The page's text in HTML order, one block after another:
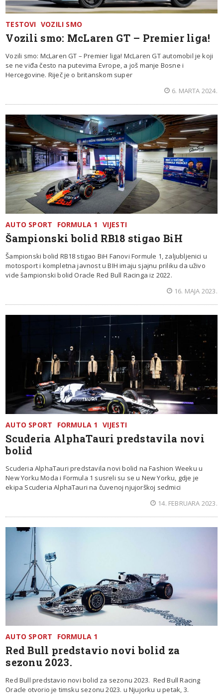
TESTOVI VOZILI SMO
Vozili smo: McLaren GT – Premier liga!
Vozili smo: McLaren GT – Premier liga! McLaren GT automobil je koji
se ne viđa često na putevima Evrope, a još manje Bosne i
Hercegovine. Riječ je o britanskom super
6. MARTA 2024.
AUTO SPORT FORMULA 1 VIJESTI
Šampionski bolid RB18 stigao BiH
Šampionski bolid RB18 stigao BiH Fanovi Formule 1, zaljubljenici u
motosport i kompletna javnost u BIH imaju sjajnu priliku da uživo
vide šampionski bolid Oracle Red Bull Racinga iz 2022.
16. MAJA 2023.
AUTO SPORT FORMULA 1 VIJESTI
Scuderia AlphaTauri predstavila novi
bolid
Scuderia AlphaTauri predstavila novi bolid na Fashion Weeku u
New Yorku Moda i Formula 1 susreli su se u New Yorku, gdje je
ekipa Scuderia AlphaTauri na čuvenoj njujorškoj sedmici
14. FEBRUARA 2023.
AUTO SPORT FORMULA 1
Red Bull predstavio novi bolid za
sezonu 2023.
Red Bull predstavio novi bolid za sezonu 2023. Red Bull Racing
Oracle otvorio je timsku sezonu 2023. u Njujorku u petak, 3.